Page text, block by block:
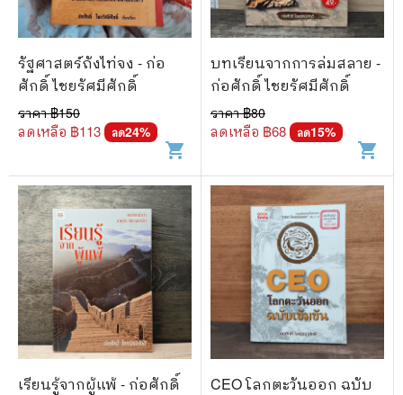
รัฐศาสตร์ถังไท่จง - ก่อ
ศักดิ์ ไชยรัศมีศักดิ์
ราคา ฿150
ลดเหลือ ฿113 ลด24%
shopping_cart
บทเรียนจากการล่มสลาย -
ก่อศักดิ์ ไชยรัศมีศักดิ์
ราคา ฿80
ลดเหลือ ฿68 ลด15%
shopping_cart
เรียนรู้จากผู้แพ้ - ก่อศักดิ์
CEO โลกตะวันออก ฉบับ